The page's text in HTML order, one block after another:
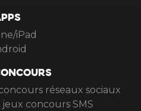
iPad
réseaux sociaux
concours SMS